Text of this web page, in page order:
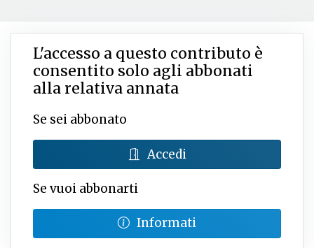
L'accesso a questo contributo è
consentito solo agli abbonati
alla relativa annata
Se sei abbonato
Accedi
Se vuoi abbonarti
Informati